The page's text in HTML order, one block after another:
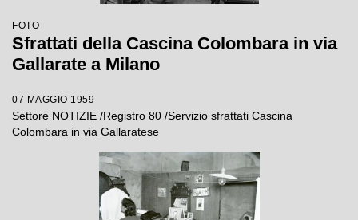
FOTO
Sfrattati della Cascina Colombara in via
Gallarate a Milano
07 MAGGIO 1959
Settore NOTIZIE /Registro 80 /Servizio sfrattati Cascina
Colombara in via Gallaratese